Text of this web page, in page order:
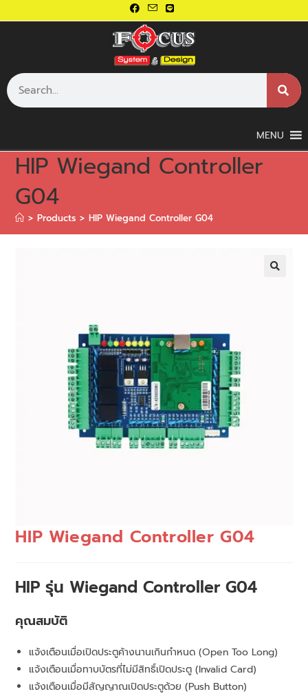
MENU
HIP Wiegand Controller
G04
> Products > HIP Wiegand Controller G04
HIP Wiegand Controller G04
HIP รุ่น Wiegand Controller G04
คุณสมบัติ
แจ้งเตือนเมื่อเปิดประตูค้างนานเกินกำหนด (Open Too Long)
แจ้งเตือนเมื่อทาบบัตรที่ไม่มีสิทธิ์เปิดประตู (Invalid Card)
แจ้งเตือนเมื่อมีสัญญาณเปิดประตูด้วย (Push Button)